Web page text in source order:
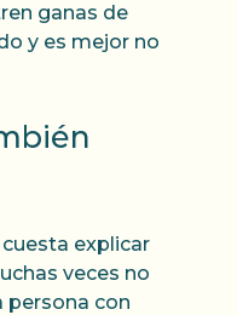
ganas de
y es mejor no
explicar
veces no
persona con